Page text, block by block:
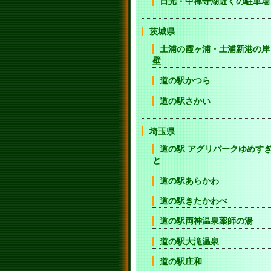
茨城県
土浦の霞ヶ浦・土浦新港の岸
壁
道の駅かつら
道の駅さかい
埼玉県
道の駅 アグリパークゆめす
と
道の駅あらかわ
道の駅きたかわべ
道の駅両神温泉薬師の湯
道の駅大滝温泉
道の駅庄和